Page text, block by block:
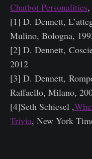
Chatbot Personalities,
[1] D. Dennett,
Mulino, Bologna,
[2] D. Dennett,
2012
[3] D. Dennett,
Raffaello, Milano,
[4]Seth Schiesel ,
Trivia, New York